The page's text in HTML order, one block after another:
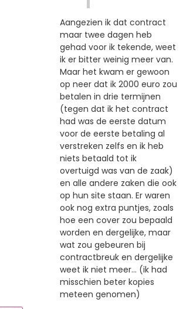
Aangezien ik dat contract
maar twee dagen heb
gehad voor ik tekende, weet
ik er bitter weinig meer van.
Maar het kwam er gewoon
op neer dat ik 2000 euro zou
betalen in drie termijnen
(tegen dat ik het contract
had was de eerste datum
voor de eerste betaling al
verstreken zelfs en ik heb
niets betaald tot ik
overtuigd was van de zaak)
en alle andere zaken die ook
op hun site staan. Er waren
ook nog extra puntjes, zoals
hoe een cover zou bepaald
worden en dergelijke, maar
wat zou gebeuren bij
contractbreuk en dergelijke
weet ik niet meer... (ik had
misschien beter kopies
meteen genomen)